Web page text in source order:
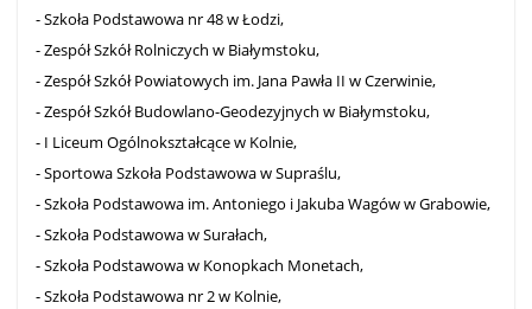
- Szkoła Podstawowa nr 48 w Łodzi,
- Zespół Szkół Rolniczych w Białymstoku,
- Zespół Szkół Powiatowych im. Jana Pawła II w Czerwinie,
- Zespół Szkół Budowlano-Geodezyjnych w Białymstoku,
- I Liceum Ogólnokształcące w Kolnie,
- Sportowa Szkoła Podstawowa w Supraślu,
- Szkoła Podstawowa im. Antoniego i Jakuba Wagów w Grabowie,
- Szkoła Podstawowa w Surałach,
- Szkoła Podstawowa w Konopkach Monetach,
- Szkoła Podstawowa nr 2 w Kolnie,